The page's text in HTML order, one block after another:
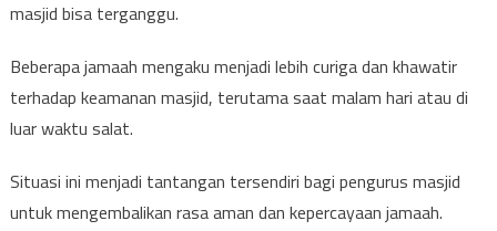
masjid bisa terganggu.
Beberapa jamaah mengaku menjadi lebih curiga dan khawatir
terhadap keamanan masjid, terutama saat malam hari atau di
luar waktu salat.
Situasi ini menjadi tantangan tersendiri bagi pengurus masjid
untuk mengembalikan rasa aman dan kepercayaan jamaah.